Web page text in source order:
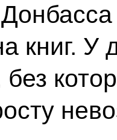
книг. У
без